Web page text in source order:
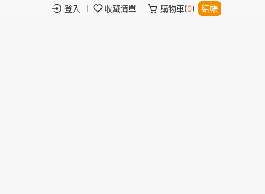
登入 收藏清單 購物車(0) 結帳